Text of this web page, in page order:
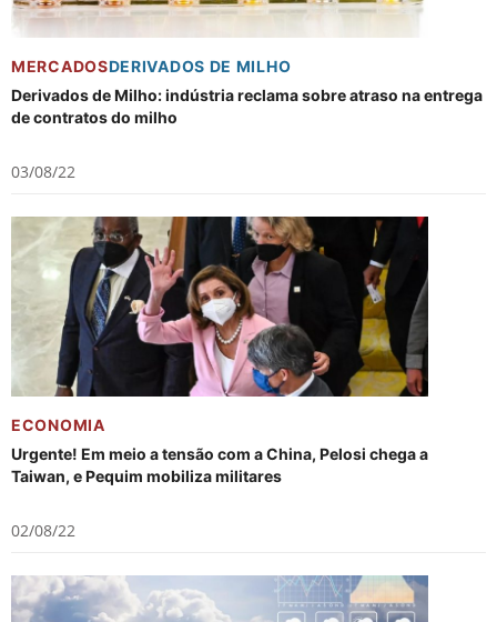
MERCADOSDERIVADOS DE MILHO
Derivados de Milho: indústria reclama sobre atraso na entrega
de contratos do milho
03/08/22
ECONOMIA
Urgente! Em meio a tensão com a China, Pelosi chega a
Taiwan, e Pequim mobiliza militares
02/08/22